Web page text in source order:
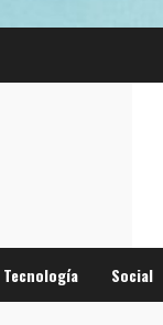
Tecnología Social